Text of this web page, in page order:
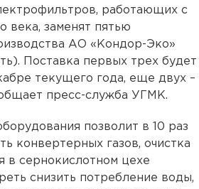
работающих с
века, заменят пятью
АО «Кондор-Эко»
Поставка первых трех будет
текущего года, еще двух –
пресс-служба УГМК.
позволит в 10 раз
конвертерных газов, очистка
в сернокислотном цехе
снизить потребление воды,